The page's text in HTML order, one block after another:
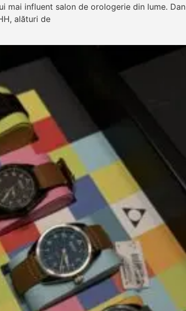
mai influent salon de orologerie din lume. Dan
alături de